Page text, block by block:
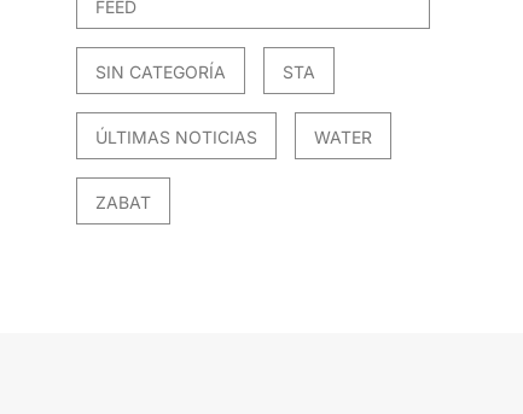
FEED
SIN CATEGORÍA STA
ÚLTIMAS NOTICIAS WATER
ZABAT